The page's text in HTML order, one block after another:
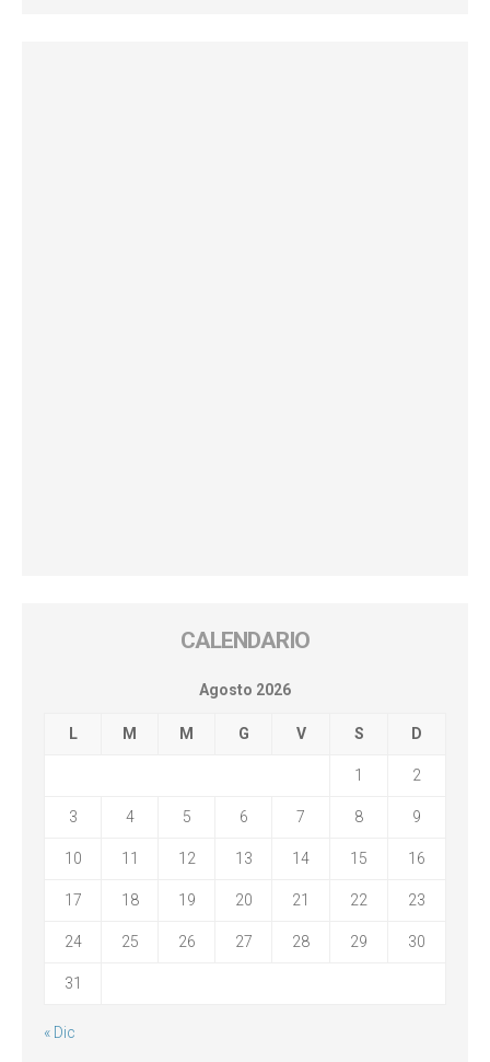
CALENDARIO
Agosto 2026
L M M G V S D
1 2
3 4 5 6 7 8 9
10 11 12 13 14 15 16
17 18 19 20 21 22 23
24 25 26 27 28 29 30
31
« Dic